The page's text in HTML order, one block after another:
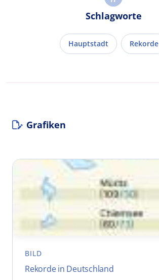
Schlagworte
Hauptstadt Rekorde
Grafiken
BILD
Rekorde in Deutschland